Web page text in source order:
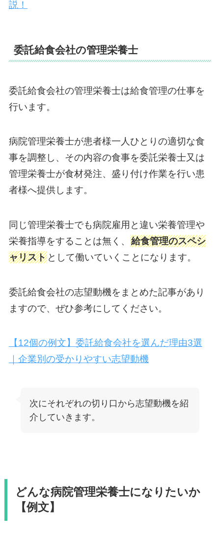
説！
委託給食会社の管理栄養士
委託給食会社の管理栄養士は給食管理の仕事を
行います。
病院管理栄養士が患者様一人ひとりの適切な食
事を調整し、その内容の食事を委託栄養士又は
管理栄養士が食材発注、盛り付け作業を行い患
者様へ提供します。
同じ管理栄養士でも病院雇用と違い栄養管理や
栄養指導をすることは無く、 給食管理のスペシ
ャリストとして働いていくことになります。
委託給食会社の志望動機をまとめた記事があり
ますので、ぜひ参考にしてください。
【12個の例文】委託給食会社を選んだ理由3選
｜企業別の受かりやすい志望動機
次にそれぞれの切り口から志望動機を紹
介していきます。
どんな病院管理栄養士になりたいか
【例文】